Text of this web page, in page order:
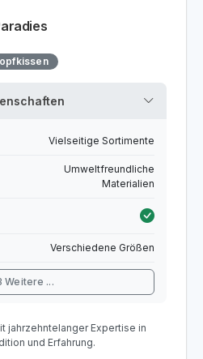
Vielseitige Sortimente
Umweltfreundliche
Materialien
Verschiedene Größen
Weitere ...
jahrzehntelanger Expertise in
und Erfahrung.